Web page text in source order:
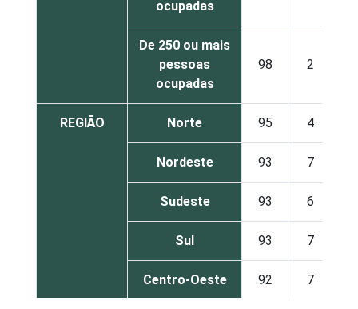
ocupadas
De 250 ou mais
pessoas
ocupadas
98 2
REGIÃO Norte 95 4
Nordeste 93 7
Sudeste 93 6
Sul 93 7
Centro-Oeste 92 7